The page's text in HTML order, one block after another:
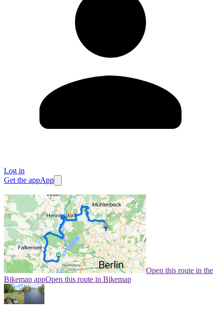
Log in
Get the appApp
Open this route in the
Bikemap appOpen this route in Bikemap